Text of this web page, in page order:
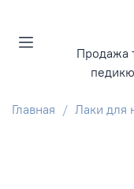
Продажа
Главная Лаки для